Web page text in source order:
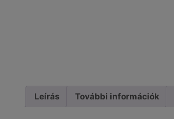
Leírás További információk